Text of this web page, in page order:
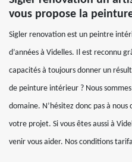
vous propose la
Sigler renovation est un peintre
d’années à Videlles. Il est reconnu
capacités à toujours donner un
de peinture intérieur ? Nous
domaine. N’hésitez donc pas à
votre projet. Si vous êtes aussi à
venir vous aider. Nos conditions